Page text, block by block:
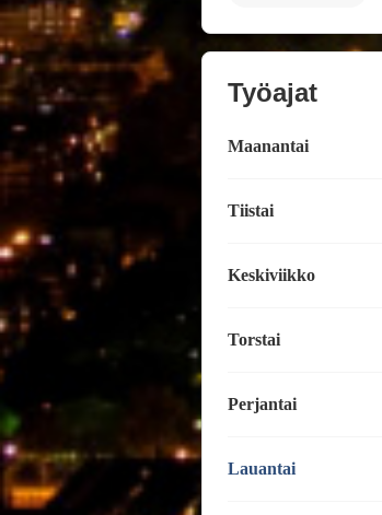
Työajat
Maanantai
Tiistai
Keskiviikko
Torstai
Perjantai
Lauantai